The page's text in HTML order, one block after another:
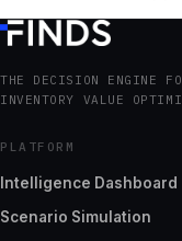
THE DECISION ENGINE
INVENTORY VALUE
PLATFORM
Intelligence Dashboard
Scenario Simulation